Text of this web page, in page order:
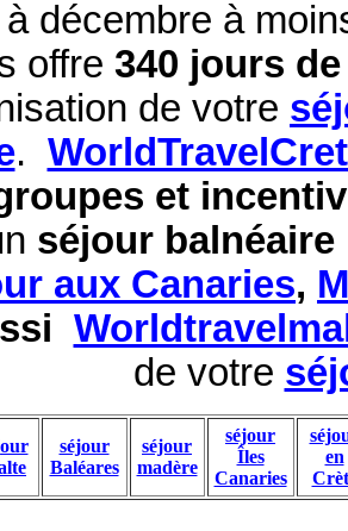
décembre à
offre 340 jours
de votre
.
et
séjour balnéaire
aux Canaries,
de votre
séjour
Baléares
séjour
madère
séjour
Îles
Canaries
en